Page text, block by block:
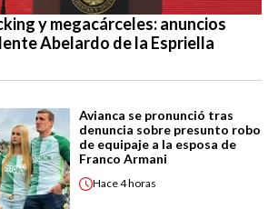
y megacárceles: anuncios
Abelardo de la Espriella
Avianca se pronunció tras
denuncia sobre presunto robo
de equipaje a la esposa de
Franco Armani
Hace4 horas